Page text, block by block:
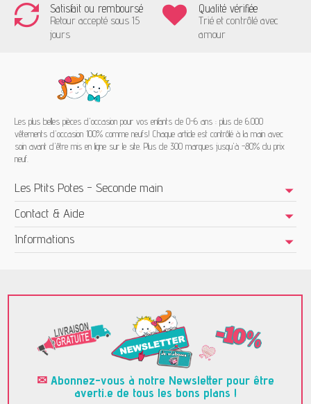
Satisfait ou remboursé
Retour accepté sous 15
jours
Qualité vérifiée
Trié et contrôlé avec
amour
Les plus belles pièces d'occasion pour vos enfants de 0-6 ans : plus de 6.000
vêtements d'occasion 100% comme neufs! Chaque article est contrôlé à la main avec
soin avant d'être mis en ligne sur le site. Plus de 300 marques jusqu'à -80% du prix
neuf.
Les Ptits Potes - Seconde main
Contact & Aide
Informations
✉ Abonnez-vous à notre Newsletter pour être
averti.e de tous les bons plans !